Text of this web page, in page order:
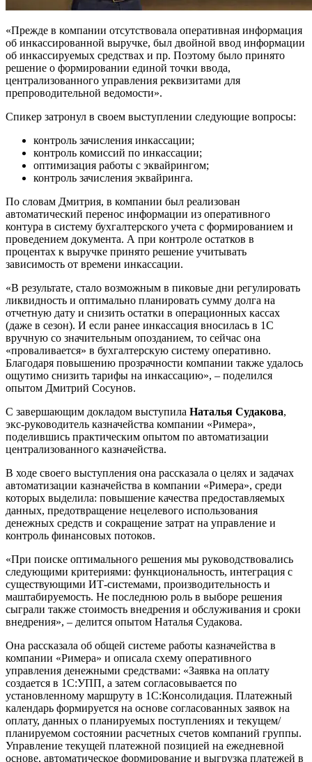
«Прежде в компании отсутствовала оперативная информация
об инкассированной выручке, был двойной ввод информации
об инкассируемых средствах и пр. Поэтому было принято
решение о формировании единой точки ввода,
централизованного управления реквизитами для
препроводительной ведомости».
Спикер затронул в своем выступлении следующие вопросы:
контроль зачисления инкассации;
контроль комиссий по инкассации;
оптимизация работы с эквайрингом;
контроль зачисления эквайринга.
По словам Дмитрия, в компании был реализован
автоматический перенос информации из оперативного
контура в систему бухгалтерского учета с формированием и
проведением документа. А при контроле остатков в
процентах к выручке принято решение учитывать
зависимость от времени инкассации.
«В результате, стало возможным в пиковые дни регулировать
ликвидность и оптимально планировать сумму долга на
отчетную дату и снизить остатки в операционных кассах
(даже в сезон). И если ранее инкассация вносилась в 1С
вручную со значительным опозданием, то сейчас она
«проваливается» в бухгалтерскую систему оперативно.
Благодаря повышению прозрачности компании также удалось
ощутимо снизить тарифы на инкассацию», – поделился
опытом Дмитрий Сосунов.
С завершающим докладом выступила Наталья Судакова,
экс-руководитель казначейства компании «Римера»,
поделившись практическим опытом по автоматизации
централизованного казначейства.
В ходе своего выступления она рассказала о целях и задачах
автоматизации казначейства в компании «Римера», среди
которых выделила: повышение качества предоставляемых
данных, предотвращение нецелевого использования
денежных средств и сокращение затрат на управление и
контроль финансовых потоков.
«При поиске оптимального решения мы руководствовались
следующими критериями: функциональность, интеграция с
существующими ИТ-системами, производительность и
маштабируемость. Не последнюю роль в выборе решения
сыграли также стоимость внедрения и обслуживания и сроки
внедрения», – делится опытом Наталья Судакова.
Она рассказала об общей системе работы казначейства в
компании «Римера» и описала схему оперативного
управления денежными средствами: «Заявка на оплату
создается в 1С:УПП, а затем согласовывается по
установленному маршруту в 1С:Консолидация. Платежный
календарь формируется на основе согласованных заявок на
оплату, данных о планируемых поступлениях и текущем/
планируемом состоянии расчетных счетов компаний группы.
Управление текущей платежной позицией на ежедневной
основе, автоматическое формирование и выгрузка платежей в